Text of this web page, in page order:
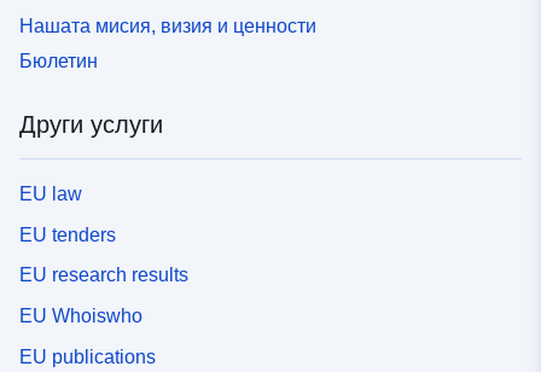
Нашата мисия, визия и ценности
Бюлетин
Други услуги
EU law
EU tenders
EU research results
EU Whoiswho
EU publications